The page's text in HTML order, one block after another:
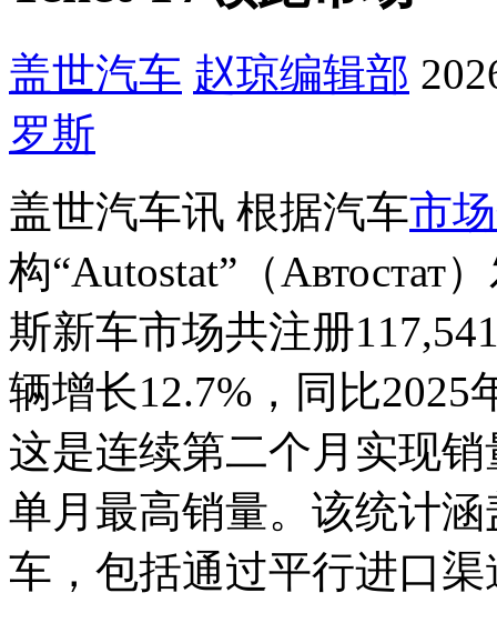
盖世汽车 赵琼编辑部
罗斯
盖世汽车讯 根据汽车市
构“Autostat”（Автостат
斯新车市场共注册
辆增长12.7%，同比2025
这是连续第二个月实现
单月最高销量。该统计
车，包括通过平行进口